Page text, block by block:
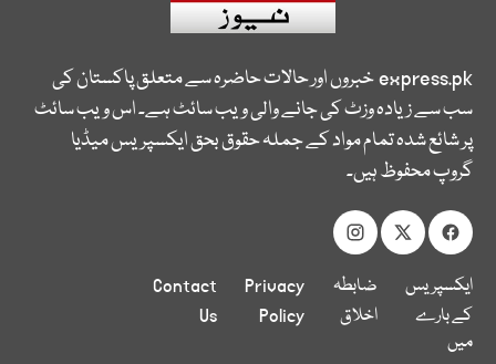
express.pkخبروں اور حالات حاضرہ سے متعلق پاکستان کی
سب سے زیادہ وزٹ کی جانے والی ویب سائٹ ہے۔ اس ویب سائٹ
پر شائع شدہ تمام مواد کے جملہ حقوق بحق ایکسپریس میڈیا
گروپ محفوظ ہیں۔
ایکسپریس
کے بارے
میں
ضابطہ
اخلاق
Privacy
Policy
Contact
Us